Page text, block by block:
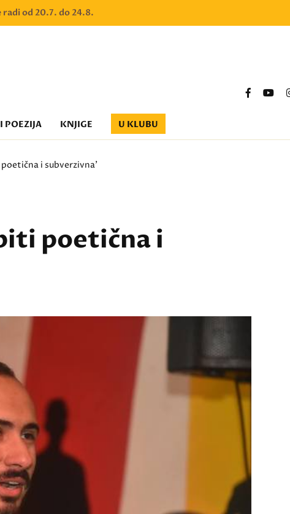
radi od 20.7. do 24.8.
POEZIJA KNJIGE U KLUBU
i subverzivna'
poetična i